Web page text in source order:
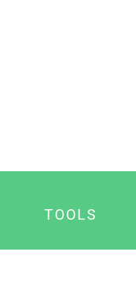
TOOLS